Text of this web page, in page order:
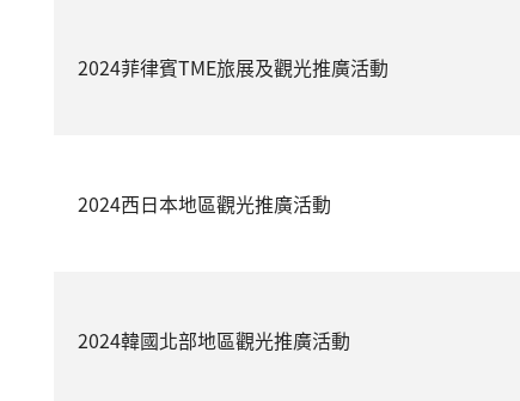
2024菲律賓TME旅展及觀光推廣活動
2024西日本地區觀光推廣活動
2024韓國北部地區觀光推廣活動